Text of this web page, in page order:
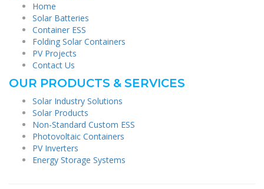
Home
Solar Batteries
Container ESS
Folding Solar Containers
PV Projects
Contact Us
OUR PRODUCTS & SERVICES
Solar Industry Solutions
Solar Products
Non-Standard Custom ESS
Photovoltaic Containers
PV Inverters
Energy Storage Systems